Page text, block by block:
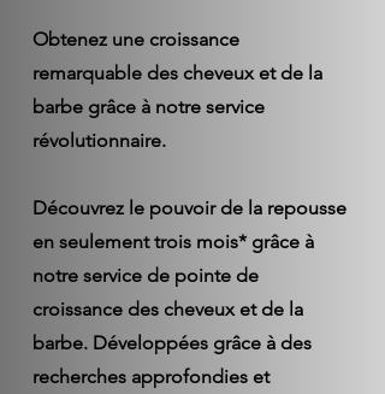
Obtenez une croissance
remarquable des cheveux et de la
barbe grâce à notre service
révolutionnaire.
Découvrez le pouvoir de la repousse
en seulement trois mois* grâce à
notre service de pointe de
croissance des cheveux et de la
barbe. Développées grâce à des
recherches approfondies et